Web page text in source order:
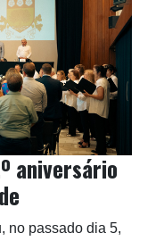
aniversário
no passado dia 5,